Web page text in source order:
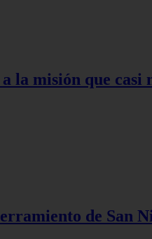
la misión que casi
de San